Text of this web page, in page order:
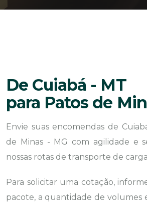
De Cuiabá - MT
para Patos de
Envie suas encomendas de
de Minas - MG com agilidade e
nossas rotas de transporte de
Para solicitar uma cotação,
pacote, a quantidade de volumes